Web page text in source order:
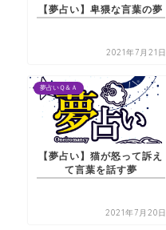
【夢占い】卑猥な言葉の夢
2021年7月21日
夢占いＱ＆Ａ
【夢占い】猫が怒って訴え
て言葉を話す夢
2021年7月20日